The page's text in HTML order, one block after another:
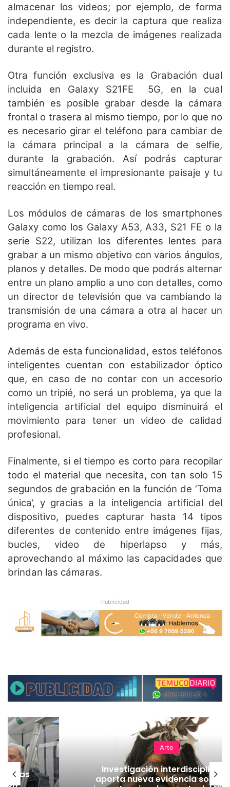
almacenar los videos; por ejemplo, de forma
independiente, es decir la captura que realiza
cada lente o la mezcla de imágenes realizada
durante el registro.
Otra función exclusiva es la Grabación dual
incluida en Galaxy S21FE 5G, en la cual
también es posible grabar desde la cámara
frontal o trasera al mismo tiempo, por lo que no
es necesario girar el teléfono para cambiar de
la cámara principal a la cámara de selfie,
durante la grabación. Así podrás capturar
simultáneamente el impresionante paisaje y tu
reacción en tiempo real.
Los módulos de cámaras de los smartphones
Galaxy como los Galaxy A53, A33, S21 FE o la
serie S22, utilizan los diferentes lentes para
grabar a un mismo objetivo con varios ángulos,
planos y detalles. De modo que podrás alternar
entre un plano amplio a uno con detalles, como
un director de televisión que va cambiando la
transmisión de una cámara a otra al hacer un
programa en vivo.
Además de esta funcionalidad, estos teléfonos
inteligentes cuentan con estabilizador óptico
que, en caso de no contar con un accesorio
como un tripié, no será un problema, ya que la
inteligencia artificial del equipo disminuirá el
movimiento para tener un video de calidad
profesional.
Finalmente, si el tiempo es corto para recopilar
todo el material que necesita, con tan solo 15
segundos de grabación en la función de ‘Toma
única’, y gracias a la inteligencia artificial del
dispositivo, puedes capturar hasta 14 tipos
diferentes de contenido entre imágenes fijas,
bucles, video de hiperlapso y más,
aprovechando al máximo las capacidades que
brindan las cámaras.
Publicidad
vías
Arte
Investigación
aporta nueva evidencia sobre